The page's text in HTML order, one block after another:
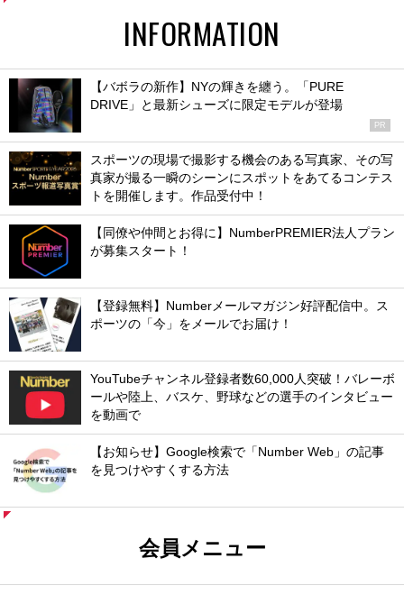
INFORMATION
【バボラの新作】NYの輝きを纏う。「PURE
DRIVE」と最新シューズに限定モデルが登場
PR
スポーツの現場で撮影する機会のある写真家、その写
真家が撮る一瞬のシーンにスポットをあてるコンテス
トを開催します。作品受付中！
【同僚や仲間とお得に】NumberPREMIER法人プラン
が募集スタート！
【登録無料】Numberメールマガジン好評配信中。ス
ポーツの「今」をメールでお届け！
YouTubeチャンネル登録者数60,000人突破！バレーボ
ールや陸上、バスケ、野球などの選手のインタビュー
を動画で
【お知らせ】Google検索で「Number Web」の記事
を見つけやすくする方法
会員メニュー